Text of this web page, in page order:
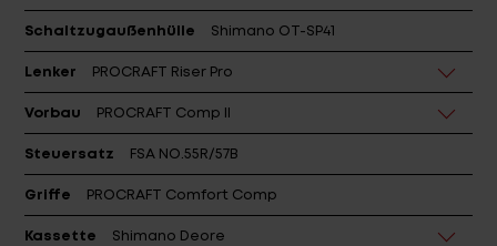
Schaltzugaußenhülle Shimano OT-SP41
Lenker PROCRAFT Riser Pro
Vorbau PROCRAFT Comp II
Steuersatz FSA NO.55R/57B
Griffe PROCRAFT Comfort Comp
Kassette Shimano Deore